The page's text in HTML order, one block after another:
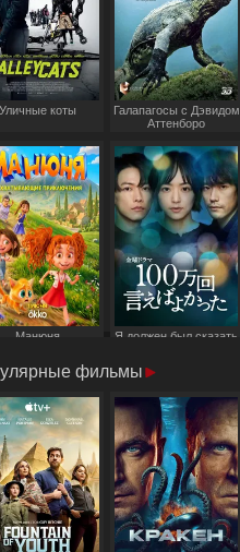
Уличные коты
Галапагосы с Дэвидом
Аттенборо
Манюня
Я должен был сказать
фильмы